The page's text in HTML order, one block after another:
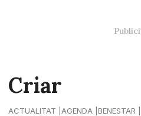
Criar
ACTUALITAT AGENDA BENESTAR